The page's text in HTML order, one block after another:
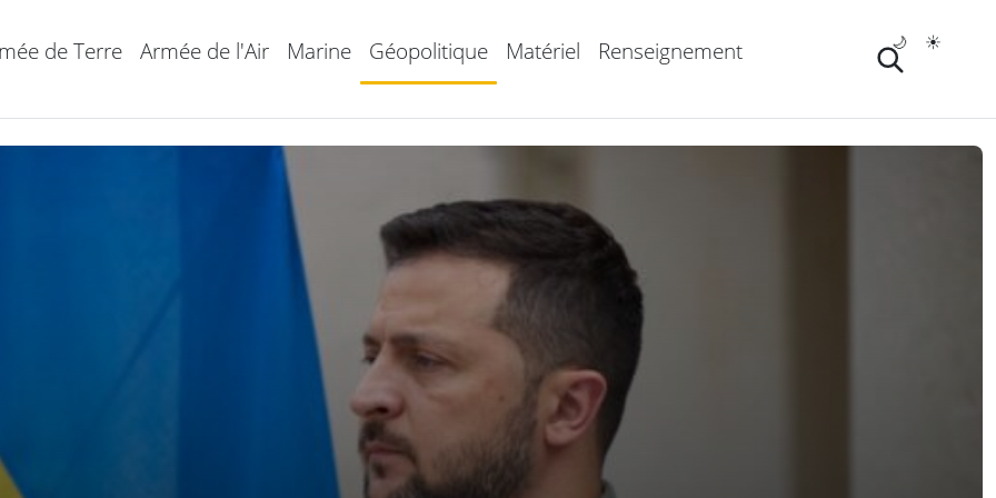
de Terre Armée de l'Air Marine Géopolitique Matériel Renseignement ☀️
🌙